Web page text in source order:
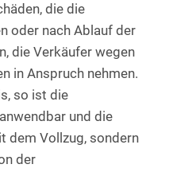
die die
oder nach Ablauf der
die Verkäufer wegen
in Anspruch nehmen.
so ist die
und die
dem Vollzug, sondern
der